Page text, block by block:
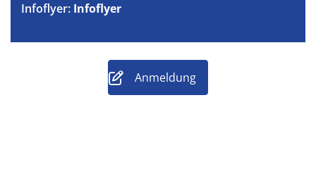
Infoflyer: Infoflyer
Anmeldung